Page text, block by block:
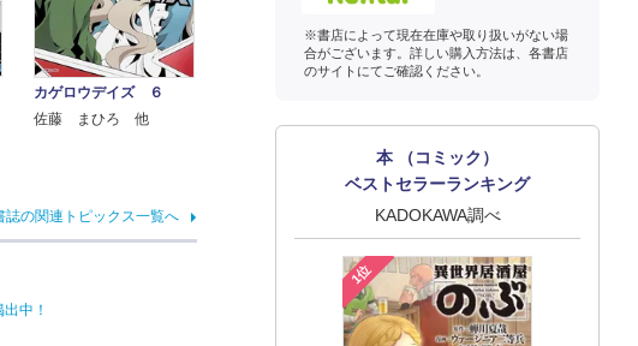
カゲロウデイズ ６
佐藤 まひろ 他
誌の関連トピックス一覧へ
出中！
※書店によって現在在庫や取り扱いがない場
合がございます。詳しい購入方法は、各書店
のサイトにてご確認ください。
本 （コミック）
ベストセラーランキング
KADOKAWA調べ
1位